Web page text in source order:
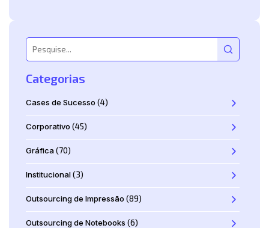
Categorias
Cases de Sucesso (4)
Corporativo (45)
Gráfica(70)
Institucional(3)
Outsourcing de Impressão (89)
Outsourcing de Notebooks (6)